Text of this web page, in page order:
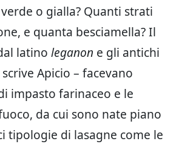
o gialla? Quanti strati
e quanta besciamella? Il
latino leganon e gli antichi
Apicio – facevano
impasto farinaceo e le
da cui sono nate piano
tipologie di lasagne come le